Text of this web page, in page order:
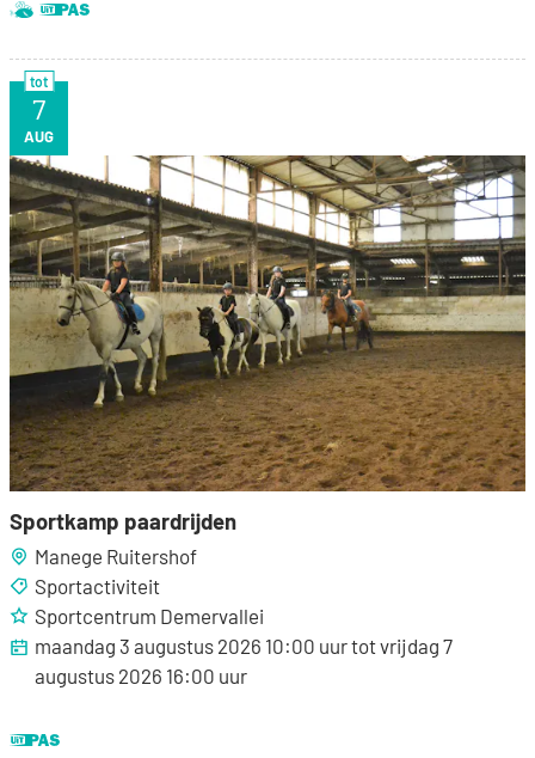
Samen met kinderen eropuit!
tot
VR
7
AUG
Sportkamp paardrijden
Sportkamp paardrijden
Manege Ruitershof
Sportactiviteit
Sportcentrum Demervallei
maandag 3 augustus 2026 10:00 uurtotvrijdag 7
augustus 2026 16:00 uur